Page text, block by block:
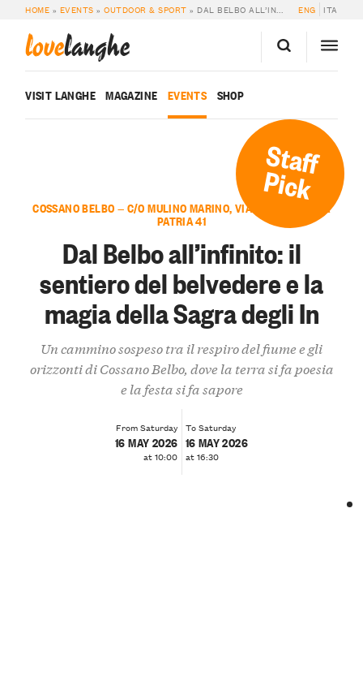
HOME » EVENTS »OUTDOOR & SPORT » DAL BELBO ALL’INFINITO: IL SENTIERO DEL BELVEDERE E LA MAGIA DELLA SAGRA DEGLI IN ENG ITA
lovelanghe
VISIT LANGHE MAGAZINE EVENTS SHOP
Staff
Pick
COSSANO BELBO — C/O MULINO MARINO, VIA CADUTI PER LA
PATRIA 41
Dal Belbo all’infinito: il
sentiero del belvedere e la
magia della Sagra degli In
Un cammino sospeso tra il respiro del fiume e gli
orizzonti di Cossano Belbo, dove la terra si fa poesia
e la festa si fa sapore
From Saturday
16 MAY 2026
at 10:00
To Saturday
16 MAY 2026
at 16:30